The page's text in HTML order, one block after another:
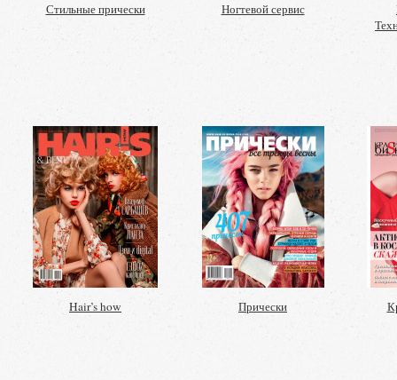
Стильные прически Ногтевой сервис
Hair’s how Прически